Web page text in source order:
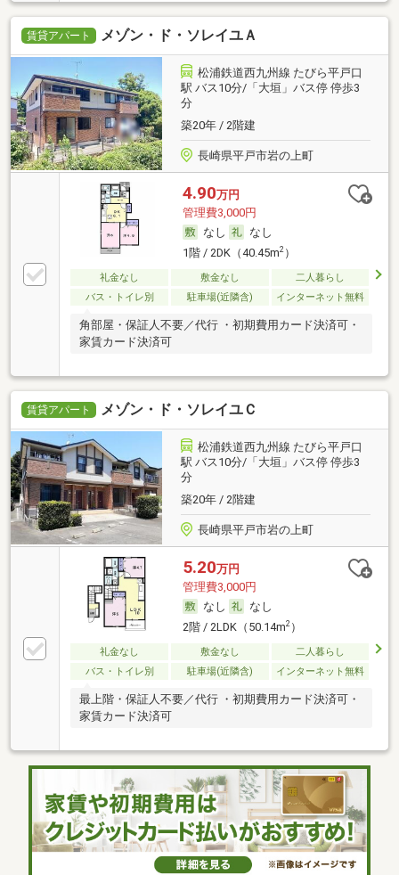
賃貸アパート メゾン・ド・ソレイユＡ
松浦鉄道西九州線 たびら平戸口
駅 バス10分/「大垣」バス停 停歩3
分
築20年 / 2階建
長崎県平戸市岩の上町
4.90万円
管理費3,000円
なし
なし
1階 / 2DK（40.45m2）
礼金なし 敷金なし
二人暮らし
バス・トイレ別
駐車場(近隣含) インターネット無料
角部屋・保証人不要／代行 ・初期費用カード決済可・
家賃カード決済可
賃貸アパート メゾン・ド・ソレイユＣ
松浦鉄道西九州線 たびら平戸口
駅 バス10分/「大垣」バス停 停歩3
分
築20年 / 2階建
長崎県平戸市岩の上町
5.20万円
管理費3,000円
なし
なし
2階 / 2LDK（50.14m2）
礼金なし 敷金なし
二人暮らし
バス・トイレ別
駐車場(近隣含) インターネット無料
最上階・保証人不要／代行 ・初期費用カード決済可・
家賃カード決済可